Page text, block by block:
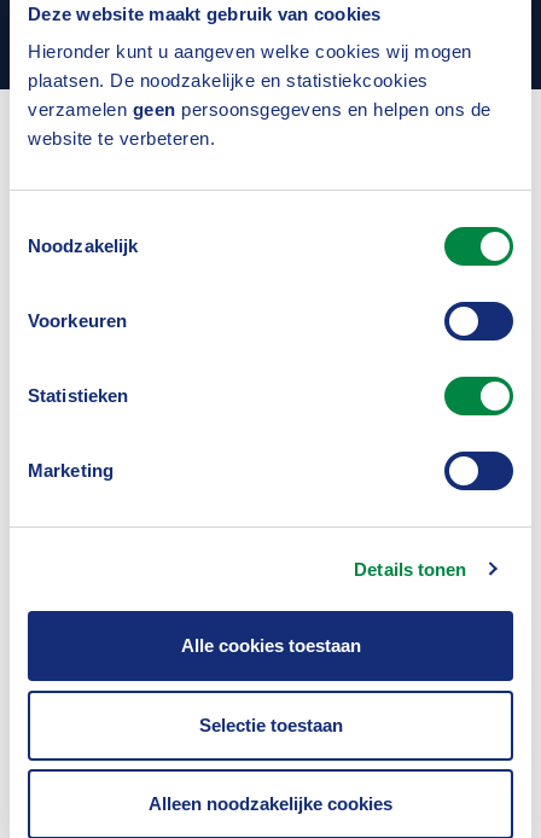
Deze website maakt gebruik van cookies
Hieronder kunt u aangeven welke cookies wij mogen
plaatsen. De noodzakelijke en statistiekcookies
verzamelen geen persoonsgegevens en helpen ons de
website te verbeteren.
Noodzakelijk
Voorkeuren
Statistieken
Marketing
Details tonen
Alle cookies toestaan
Selectie toestaan
Alleen noodzakelijke cookies
Uitgelicht
Tijd voor een update?